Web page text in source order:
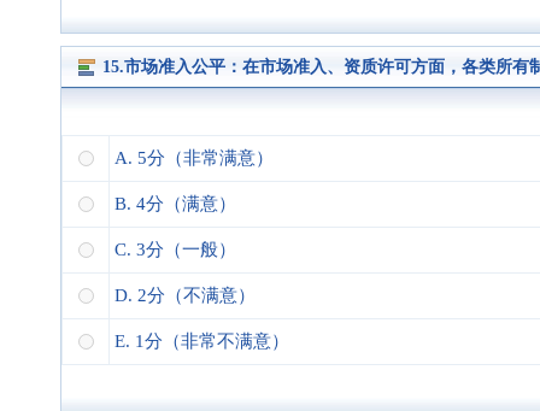
15.市场准入公平：在市场准入、资质许可方面，各类所有
A. 5分（非常满意）
B. 4分（满意）
C. 3分（一般）
D. 2分（不满意）
E. 1分（非常不满意）